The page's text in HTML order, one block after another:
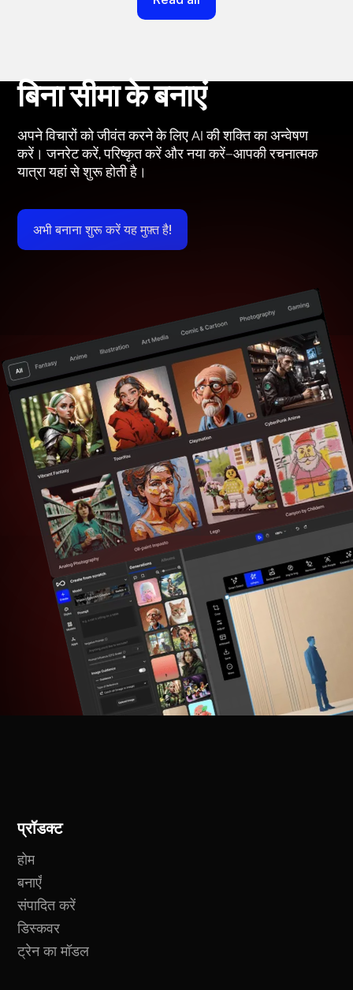
बिना सीमा के बनाएं
अपने विचारों को जीवंत करने के लिए AI की शक्ति का अन्वेषण
करें। जनरेट करें, परिष्कृत करें और नया करें—आपकी रचनात्मक
यात्रा यहां से शुरू होती है।
अभी बनाना शुरू करें यह मुफ़्त है!
प्रॉडक्ट
होम
बनाएँ
संपादित करें
डिस्कवर
ट्रेन का मॉडल